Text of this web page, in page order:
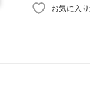
お気に入